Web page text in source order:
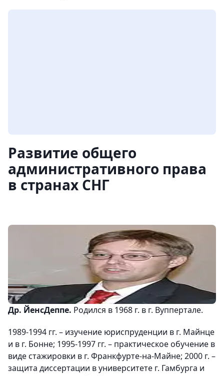
Развитие общего
административного права
в странах СНГ
Др. ЙенсДеппе. Родился в 1968 г. в г. Вуппертале.
1989-1994 гг. – изучение юриспруденции в г. Майнце
и в г. Бонне; 1995-1997 гг. – практическое обучение в
виде стажировки в г. Франкфурте-на-Майне; 2000 г. –
защита диссертации в университете г. Гамбурга и